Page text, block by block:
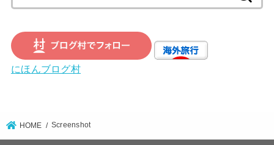
索:
にほんブログ村
HOME Screenshot